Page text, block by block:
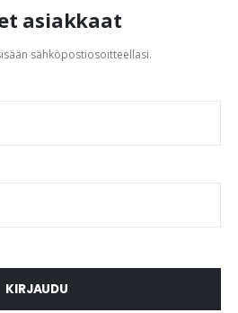
asiakkaat
sähköpostiosoitteellasi.
KIRJAUDU